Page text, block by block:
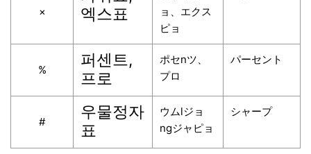
×
엑스표
ョ、エクス
ピョ
%
퍼센트,
프로
ポセnツ、
プロ
パーセント
#
우물정자
표
ウムlジョ
ngジャピョ
シャープ